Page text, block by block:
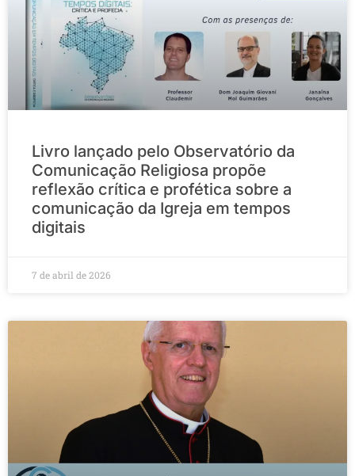
Livro lançado pelo Observatório da
Comunicação Religiosa propõe
reflexão crítica e profética sobre a
comunicação da Igreja em tempos
digitais
7 de abril de 2026